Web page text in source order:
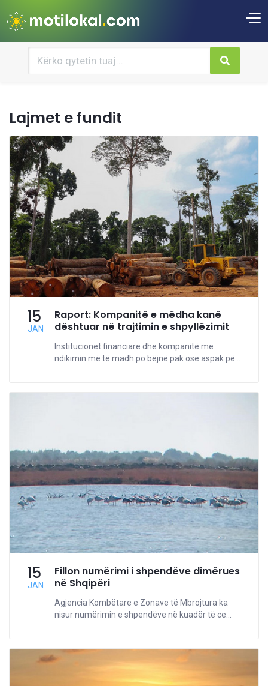
Lajmet e fundit
15
JAN
Raport: Kompanitë e mëdha kanë
dështuar në trajtimin e shpyllëzimit
Institucionet financiare dhe kompanitë me
ndikimin më të madh po bëjnë pak ose aspak pë...
15
JAN
Fillon numërimi i shpendëve dimërues
në Shqipëri
Agjencia Kombëtare e Zonave të Mbrojtura ka
nisur numërimin e shpendëve në kuadër të ce...